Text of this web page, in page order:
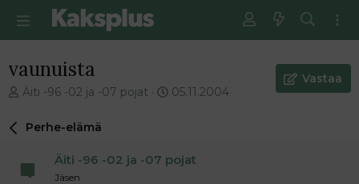
vaunuista
V
e
i
Äiti -96 -02 ja -07 pojat
E
m
m
05.11.2004
Vastaa
Perhe-elämä
Äiti -96 -02 ja -07 pojat
Jäsen